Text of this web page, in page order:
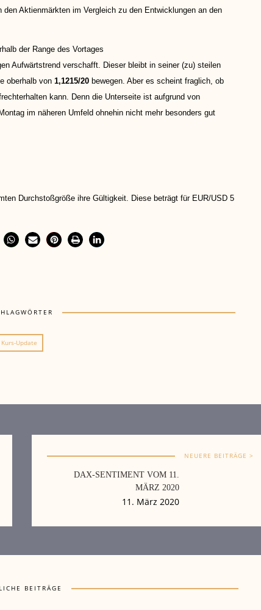
Aktienmärkten im Vergleich zu den Entwicklungen an den
der Range des Vortages
Aufwärtstrend verschafft. Dieser bleibt in seiner (zu) steilen
oberhalb von 1,1215/20 bewegen. Aber es scheint fraglich, ob
kann. Denn die Unterseite ist aufgrund von
im näheren Umfeld ohnehin nicht mehr besonders gut
Durchstoßgröße ihre Gültigkeit. Diese beträgt für EUR/USD 5
Kurs-Update
NEUERE BEITRÄGE >
DAX-SENTIMENT VOM 11.
MÄRZ 2020
11. März 2020
BEITRÄGE